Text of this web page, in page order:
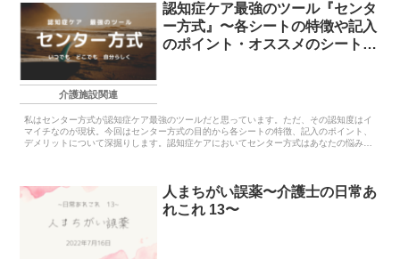
介護施設関連
認知症ケア最強のツール『センタ
ー方式』〜各シートの特徴や記入
のポイント・オススメのシートを
私はセンター方式が認知症ケア最強のツールだと思っています。ただ、その認知度はイ
マイチなのが現状。今回はセンター方式の目的から各シートの特徴、記入のポイント、
デメリットについて深掘りします。認知症ケアにおいてセンター方式はあなたの悩みを
人まちがい誤薬〜介護士の日常あ
れこれ 13〜